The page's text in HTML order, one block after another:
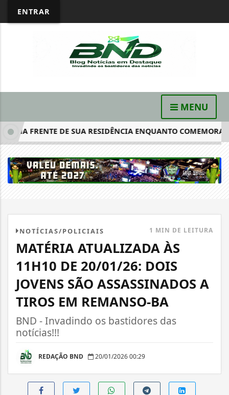
ENTRAR
MENU
FRENTE DE SUA RESIDÊNCIA ENQUANTO COMEMORAVA
NOTÍCIAS/POLICIAIS 1 MIN DE LEITURA
MATÉRIA ATUALIZADA ÀS
11H10 DE 20/01/26: DOIS
JOVENS SÃO ASSASSINADOS A
TIROS EM REMANSO-BA
BND - Invadindo os bastidores das
notícias!!!
REDAÇÃO BND 20/01/2026 00:29